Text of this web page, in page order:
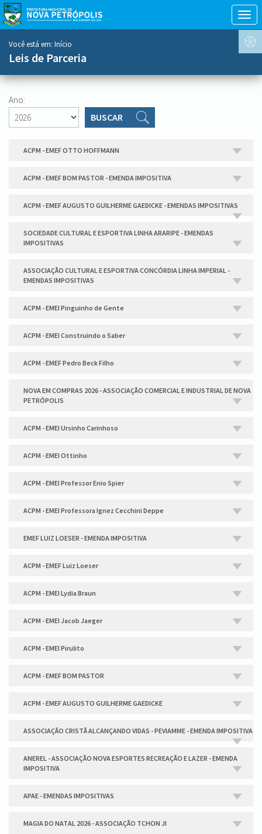
menu
Você está em: Início
Leis de Parceria
Ano:
BUSCAR
ACPM - EMEF OTTO HOFFMANN
ACPM - EMEF BOM PASTOR - EMENDA IMPOSITIVA
ACPM - EMEF AUGUSTO GUILHERME GAEDICKE - EMENDAS IMPOSITIVAS
SOCIEDADE CULTURAL E ESPORTIVA LINHA ARARIPE - EMENDAS
IMPOSITIVAS
ASSOCIAÇÃO CULTURAL E ESPORTIVA CONCÓRDIA LINHA IMPERIAL -
EMENDAS IMPOSITIVAS
ACPM - EMEI Pinguinho de Gente
ACPM - EMEI Construindo o Saber
ACPM - EMEF Pedro Beck Filho
NOVA EM COMPRAS 2026 - ASSOCIAÇÃO COMERCIAL E INDUSTRIAL DE NOVA
PETRÓPOLIS
ACPM - EMEI Ursinho Carinhoso
ACPM - EMEI Ottinho
ACPM - EMEI Professor Enio Spier
ACPM - EMEI Professora Ignez Cecchini Deppe
EMEF LUIZ LOESER - EMENDA IMPOSITIVA
ACPM - EMEF Luiz Loeser
ACPM - EMEI Lydia Braun
ACPM - EMEI Jacob Jaeger
ACPM - EMEI Pirulito
ACPM - EMEF BOM PASTOR
ACPM - EMEF AUGUSTO GUILHERME GAEDICKE
ASSOCIAÇÃO CRISTÃ ALCANÇANDO VIDAS - PEVIAMME - EMENDA IMPOSITIVA
ANEREL - ASSOCIAÇÃO NOVA ESPORTES RECREAÇÃO E LAZER - EMENDA
IMPOSITIVA
APAE - EMENDAS IMPOSITIVAS
MAGIA DO NATAL 2026 - ASSOCIAÇÃO TCHON JI